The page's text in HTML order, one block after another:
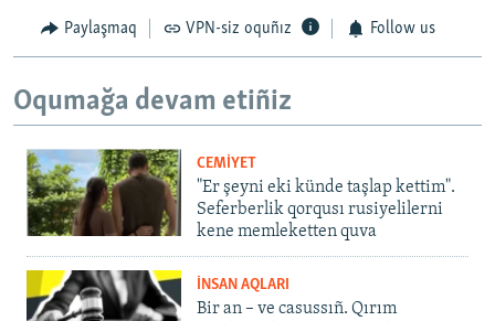
Paylaşmaq VPN-siz oquñız Follow us
Oqumağa devam etiñiz
CEMİYET
"Er şeyni eki künde taşlap kettim".
Seferberlik qorqusı rusiyelilerni
kene memleketten quva
İNSAN AQLARI
Bir an – ve casussıñ. Qırım